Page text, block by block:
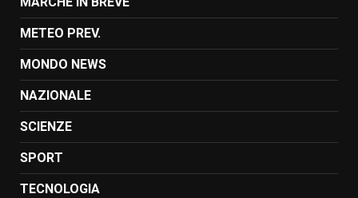
METEO PREV.
MONDO NEWS
NAZIONALE
SCIENZE
SPORT
TECNOLOGIA